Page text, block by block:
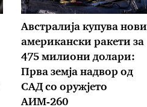
Австралија купува нови
американски ракети за
475 милиони долари:
Прва земја надвор од
САД со оружјето
АИМ-260